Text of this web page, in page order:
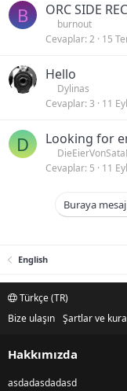
B ORC SIDE
burnout
Cevaplar 2 15
Hello
Dylinas
Cevaplar 3 11
D Looking for
Cevaplar 5 11
Buraya
English
Türkçe (TR)
Bize ulaşın Şartlar ve
Hakkımızda
asdadasdadasd